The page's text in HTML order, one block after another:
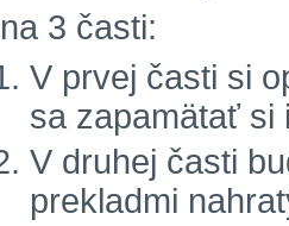
na 3 časti:
V prvej časti si
sa zapamätať si
V druhej časti
prekladmi